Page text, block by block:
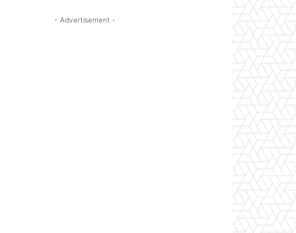
- Advertisement -